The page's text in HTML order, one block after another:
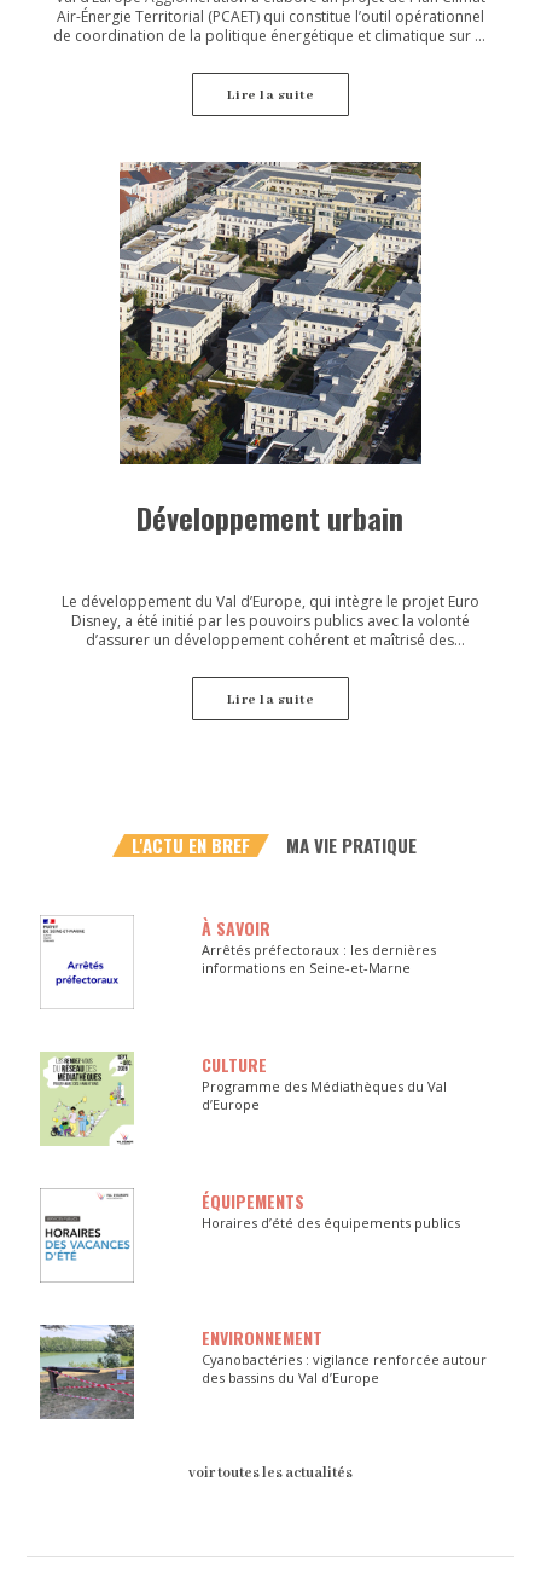
Air-Énergie Territorial (PCAET) qui constitue l’outil opérationnel
de coordination de la politique énergétique et climatique sur le
Lire la suite
Développement urbain
Le développement du Val d’Europe, qui intègre le projet Euro
Disney, a été initié par les pouvoirs publics avec la volonté
d’assurer un développement cohérent et maîtrisé des
spécifique des communes existantes.
Lire la suite
L'ACTU EN BREF MA VIE PRATIQUE
À SAVOIR
Arrêtés préfectoraux : les dernières
informations en Seine-et-Marne
CULTURE
Programme des Médiathèques du Val
d’Europe
ÉQUIPEMENTS
Horaires d’été des équipements publics
ENVIRONNEMENT
Cyanobactéries : vigilance renforcée autour
des bassins du Val d’Europe
voir toutes les actualités